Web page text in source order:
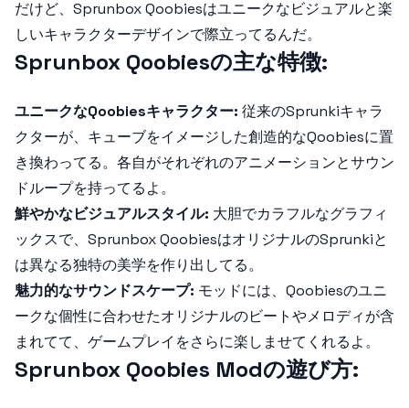
だけど、 Sprunbox Qoobiesはユニークなビジュアルと楽
しいキャラクターデザインで際立ってるんだ。
Sprunbox Qoobiesの主な特徴:
ユニークなQoobiesキャラクター: 従来のSprunkiキャラ
クターが、キューブをイメージした創造的なQoobiesに置
き換わってる。各自がそれぞれのアニメーションとサウン
ドループを持ってるよ。
鮮やかなビジュアルスタイル: 大胆でカラフルなグラフィ
ックスで、 Sprunbox QoobiesはオリジナルのSprunkiと
は異なる独特の美学を作り出してる。
魅力的なサウンドスケープ: モッドには、Qoobiesのユニ
ークな個性に合わせたオリジナルのビートやメロディが含
まれてて、ゲームプレイをさらに楽しませてくれるよ。
Sprunbox Qoobies Modの遊び方: